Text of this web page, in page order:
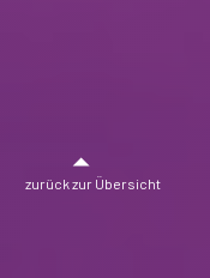
zurück zur Übersicht